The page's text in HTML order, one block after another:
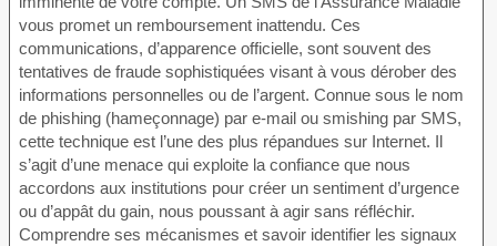
vous promet un remboursement inattendu. Ces
communications, d’apparence officielle, sont souvent des
tentatives de fraude sophistiquées visant à vous dérober des
informations personnelles ou de l’argent. Connue sous le nom
de phishing (hameçonnage) par e-mail ou smishing par SMS,
cette technique est l’une des plus répandues sur Internet. Il
s’agit d’une menace qui exploite la confiance que nous
accordons aux institutions pour créer un sentiment d’urgence
ou d’appât du gain, nous poussant à agir sans réfléchir.
Comprendre ses mécanismes et savoir identifier les signaux